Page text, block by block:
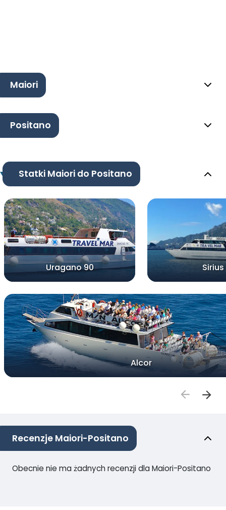
Maiori
Positano
Statki Maiori do Positano
Uragano 90 Sirius
Alcor
Recenzje Maiori-Positano
Obecnie nie ma żadnych recenzji dla Maiori-Positano